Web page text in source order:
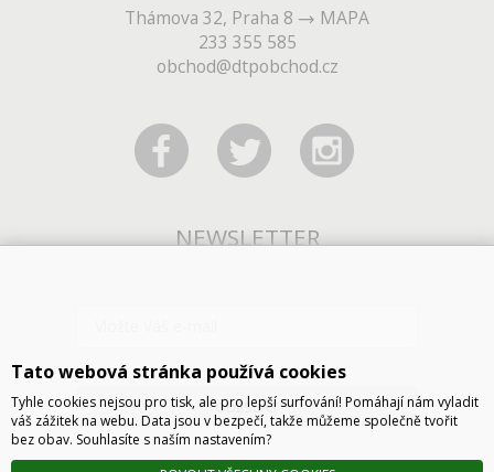
Thámova 32, Praha 8
MAPA
233 355 585
obchod@dtpobchod.cz
NEWSLETTER
ODESLAT
Tato webová stránka používá cookies
Tyhle cookies nejsou pro tisk, ale pro lepší surfování! Pomáhají nám vyladit
váš zážitek na webu. Data jsou v bezpečí, takže můžeme společně tvořit
bez obav. Souhlasíte s naším nastavením?